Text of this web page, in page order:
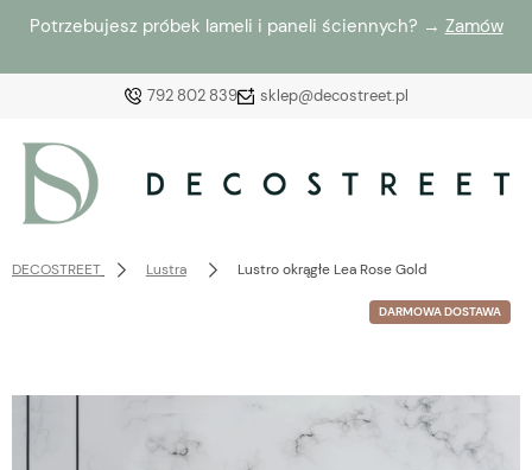
Potrzebujesz próbek lameli i paneli ściennych? → Zamów
792 802 839 sklep@decostreet.pl
Wybierz coś dla siebie z naszej aktualnej oferty lub
zaloguj się, aby przywrócić dodane produkty do listy
z poprzedniej sesji.
DECOSTREET Lustra Lustro okrągłe Lea Rose Gold
DARMOWA DOSTAWA